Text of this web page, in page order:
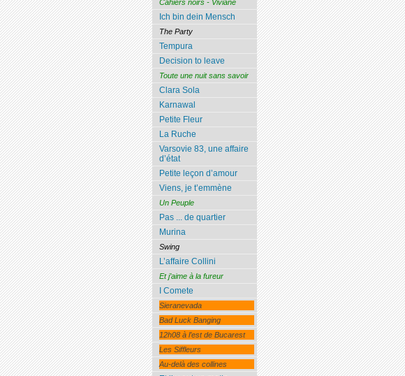
Cahiers noirs - Viviane
Ich bin dein Mensch
The Party
Tempura
Decision to leave
Toute une nuit sans savoir
Clara Sola
Karnawal
Petite Fleur
La Ruche
Varsovie 83, une affaire
d’état
Petite leçon d’amour
Viens, je t’emmène
Un Peuple
Pas ... de quartier
Murina
Swing
L’affaire Collini
Et j’aime à la fureur
I Comete
Sieranevada
Bad Luck Banging
12h08 à l’est de Bucarest
Les Siffleurs
Au-delà des collines